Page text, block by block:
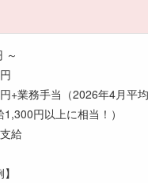
～
+業務手当（2026年4月平均
1,300円以上に相当！）
給